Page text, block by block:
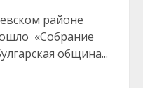
районе
«Собрание
община...